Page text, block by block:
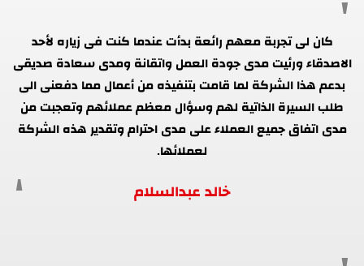
كان لى تجربة معهم رائعة بدأت عندما كنت فى زياره لأحد
الاصدقاء ورئيت مدى جودة العمل واتقانة ومدى سعادة صديقى
بدعم هذا الشركة لما قامت بتنفيذه من أعمال مما دفعنى الى
طلب السيرة الذاتية لهم وسؤال معظم عملائهم وتعجبت من
مدى اتفاق جميع العملاء على مدى احترام وتقدير هذه الشركة
لعملائها.
خالد عبدالسلام